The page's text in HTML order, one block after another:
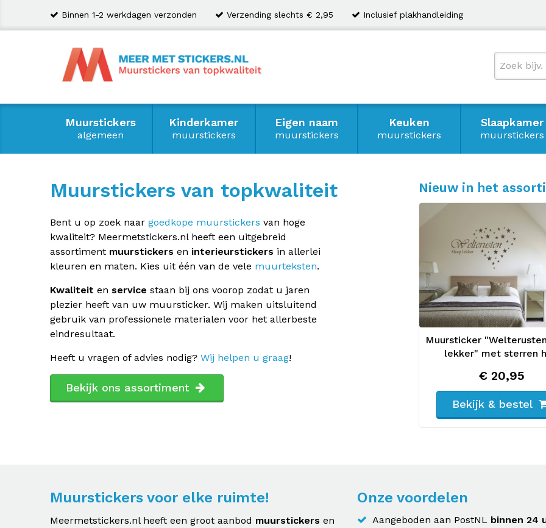
Binnen 1-2 werkdagen verzonden Verzending slechts € 2,95 Inclusief plakhandleiding
Muurstickers
algemeen
Kinderkamer
muurstickers
Eigen naam
muurstickers
Keuken
muurstickers
Slaapkamer
muurstickers
Muurstickers van topkwaliteit
Bent u op zoek naar goedkope muurstickers van hoge
kwaliteit? Meermetstickers.nl heeft een uitgebreid
assortiment muurstickers en interieurstickers in allerlei
kleuren en maten. Kies uit één van de vele muurteksten.
Kwaliteit en service staan bij ons voorop zodat u jaren
plezier heeft van uw muursticker. Wij maken uitsluitend
gebruik van professionele materialen voor het allerbeste
eindresultaat.
Heeft u vragen of advies nodig? Wij helpen u graag!
Bekijk ons assortiment
Nieuw in het
Muursticker
lekker" met sterren
€ 20,95
Bekijk & bestel
Muurstickers voor elke ruimte!
Meermetstickers.nl heeft een groot aanbod muurstickers en
Onze voordelen
Aangeboden aan PostNL binnen 24